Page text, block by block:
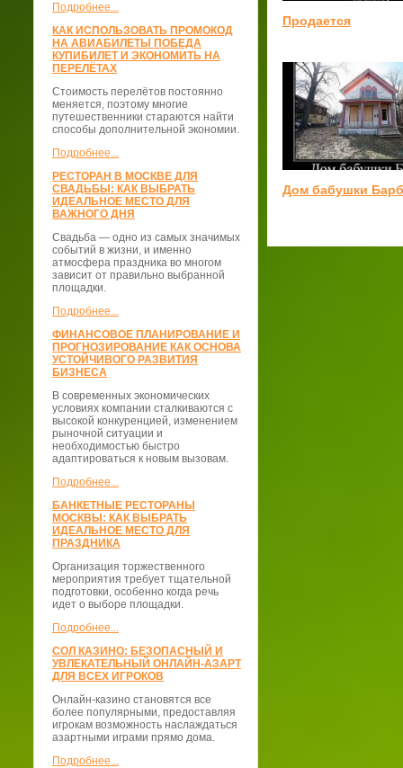
Подробнее...
КАК ИСПОЛЬЗОВАТЬ ПРОМОКОД
НА АВИАБИЛЕТЫ ПОБЕДА
КУПИБИЛЕТ И ЭКОНОМИТЬ НА
ПЕРЕЛЁТАХ
Стоимость перелётов постоянно
меняется, поэтому многие
путешественники стараются найти
способы дополнительной экономии.
Подробнее...
РЕСТОРАН В МОСКВЕ ДЛЯ
СВАДЬБЫ: КАК ВЫБРАТЬ
ИДЕАЛЬНОЕ МЕСТО ДЛЯ
ВАЖНОГО ДНЯ
Свадьба — одно из самых значимых
событий в жизни, и именно
атмосфера праздника во многом
зависит от правильно выбранной
площадки.
Подробнее...
ФИНАНСОВОЕ ПЛАНИРОВАНИЕ И
ПРОГНОЗИРОВАНИЕ КАК ОСНОВА
УСТОЙЧИВОГО РАЗВИТИЯ
БИЗНЕСА
В современных экономических
условиях компании сталкиваются с
высокой конкуренцией, изменением
рыночной ситуации и
необходимостью быстро
адаптироваться к новым вызовам.
Подробнее...
БАНКЕТНЫЕ РЕСТОРАНЫ
МОСКВЫ: КАК ВЫБРАТЬ
ИДЕАЛЬНОЕ МЕСТО ДЛЯ
ПРАЗДНИКА
Организация торжественного
мероприятия требует тщательной
подготовки, особенно когда речь
идет о выборе площадки.
Подробнее...
СОЛ КАЗИНО: БЕЗОПАСНЫЙ И
УВЛЕКАТЕЛЬНЫЙ ОНЛАЙН-АЗАРТ
ДЛЯ ВСЕХ ИГРОКОВ
Онлайн-казино становятся все
более популярными, предоставляя
игрокам возможность наслаждаться
азартными играми прямо дома.
Подробнее...
Продается
Дом бабушки